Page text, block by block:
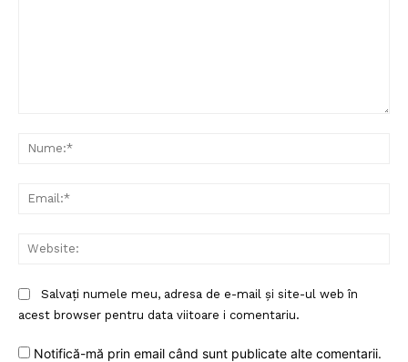
Salvați numele meu, adresa de e-mail și site-ul web în
acest browser pentru data viitoare i comentariu.
Notifică-mă prin email când sunt publicate alte comentarii.